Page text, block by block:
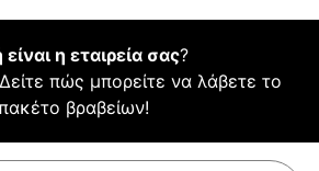
η εταιρεία σας?
Δείτε πώς μπορείτε να λάβετε το
βραβείων!